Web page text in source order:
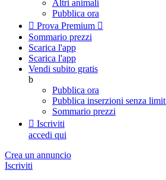
Altri animali
Pubblica ora
 Prova Premium 
Sommario prezzi
Scarica l'app
Scarica l'app
Vendi subito gratis
b
Pubblica ora
Pubblica inserzioni senza limit
Sommario prezzi
 Iscriviti
accedi qui
Crea un annuncio
Iscriviti